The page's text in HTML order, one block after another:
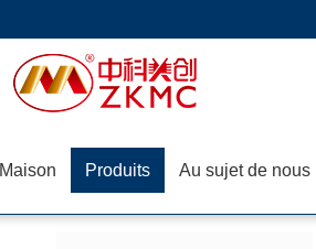
Maison Produits Au sujet de nous